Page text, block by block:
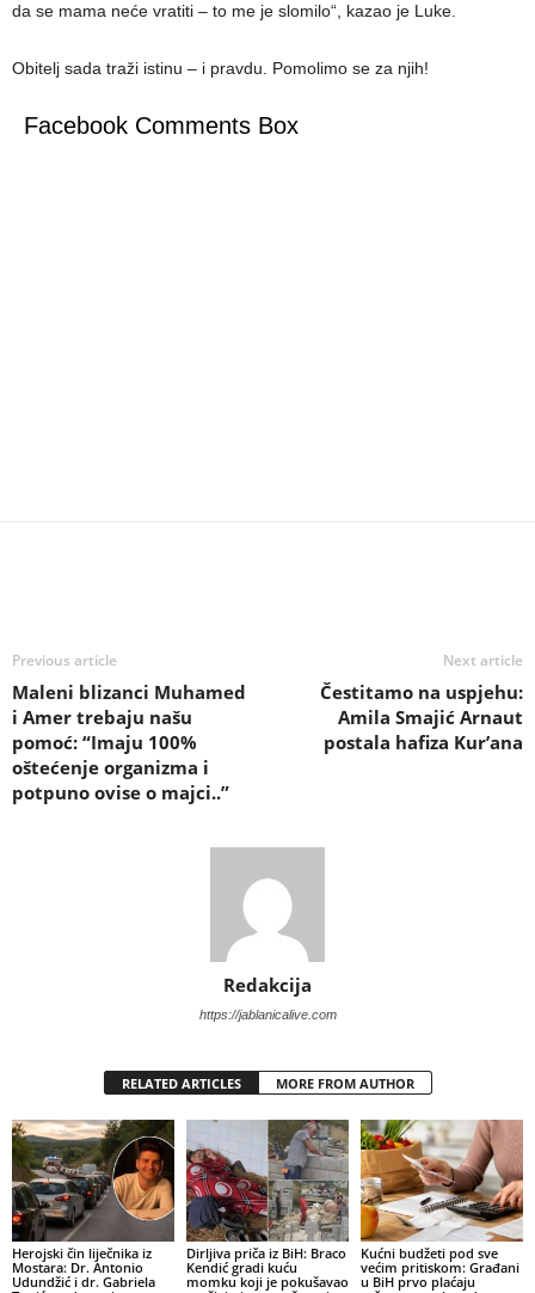
da se mama neće vratiti – to me je slomilo“, kazao je Luke.
Obitelj sada traži istinu – i pravdu. Pomolimo se za njih!
Facebook Comments Box
Previous article
Maleni blizanci Muhamed
i Amer trebaju našu
pomoć: “Imaju 100%
oštećenje organizma i
potpuno ovise o majci..”
Next article
Čestitamo na uspjehu:
Amila Smajić Arnaut
postala hafiza Kur’ana
Redakcija
https://jablanicalive.com
RELATED ARTICLES MORE FROM AUTHOR
Herojski čin liječnika iz
Mostara: Dr. Antonio
Udundžić i dr. Gabriela
Dirljiva priča iz BiH: Braco
Kendić gradi kuću
momku koji je pokušavao
Kućni budžeti pod sve
većim pritiskom: Građani
u BiH prvo plaćaju